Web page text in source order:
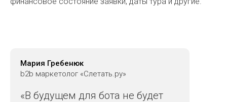
Мария Гребенюк
b2b маркетолог «Слетать.ру»
«В будущем для бота не будет